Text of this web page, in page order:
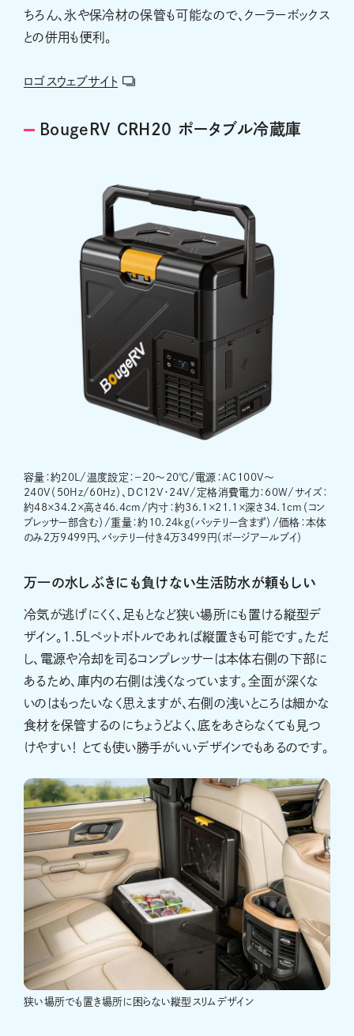
ちろん、氷や保冷材の保管も可能なので、クーラーボックス
との併用も便利。
ロゴスウェブサイト
BougeRV CRH20 ポータブル冷蔵庫
容量：約20L/温度設定：－20～20℃/電源：AC100V～
240V（50Hz/60Hz）、DC12V・24V/定格消費電力：60W/サイズ：
約48×34.2×高さ46.4cm/内寸：約36.1×21.1×深さ34.1cm（コン
プレッサー部含む）/重量：約10.24kg（バッテリー含まず）/価格：本体
のみ2万9499円、バッテリー付き4万3499円（ボージアールブイ）
万一の水しぶきにも負けない生活防水が頼もしい
冷気が逃げにくく、足もとなど狭い場所にも置ける縦型デ
ザイン。1.5Lペットボトルであれば縦置きも可能です。ただ
し、電源や冷却を司るコンプレッサーは本体右側の下部に
あるため、庫内の右側は浅くなっています。全面が深くな
いのはもったいなく思えますが、右側の浅いところは細かな
食材を保管するのにちょうどよく、底をあさらなくても見つ
けやすい！ とても使い勝手がいいデザインでもあるのです。
狭い場所でも置き場所に困らない縦型スリムデザイン